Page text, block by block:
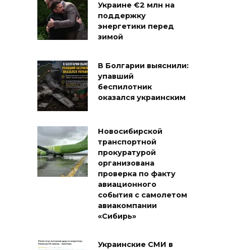
Украине €2 млн на
поддержку
энергетики перед
зимой
В Болгарии выяснили:
упавший
беспилотник
оказался украинским
Новосибирской
транспортной
прокуратурой
организована
проверка по факту
авиационного
события с самолетом
авиакомпании
«Сибирь»
Украинские СМИ в